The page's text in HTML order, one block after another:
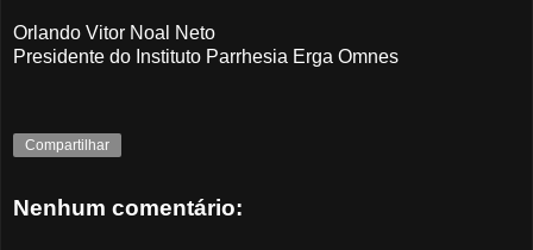
Orlando Vitor Noal Neto
Presidente do Instituto Parrhesia Erga Omnes
Compartilhar
Nenhum comentário: